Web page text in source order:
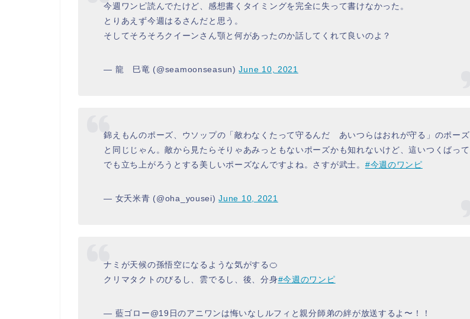
今週ワンピ読んでたけど、感想書くタイミングを完全に失って書けなかった。
とりあえず今週はるさんだと思う。
そしてそろそろクイーンさん顎と何があったのか話してくれて良いのよ？
— 龍 巳竜 (@seamoonseasun)June 10, 2021
錦えもんのポーズ、ウソップの「敵わなくたって守るんだ あいつらはおれが守る」のポーズ
と同じじゃん。敵から見たらそりゃあみっともないポーズかも知れないけど、這いつくばって
でも立ち上がろうとする美しいポーズなんですよね。さすが武士。 #今週のワンピ
— 女夭米青 (@oha_yousei)June 10, 2021
ナミが天候の孫悟空になるような気がする🍊
クリマタクトのびるし、雲でるし、後、分身#今週のワンピ
— 藍ゴロー@19日のアニワンは悔いなしルフィと親分師弟の絆が放送するよ〜！！